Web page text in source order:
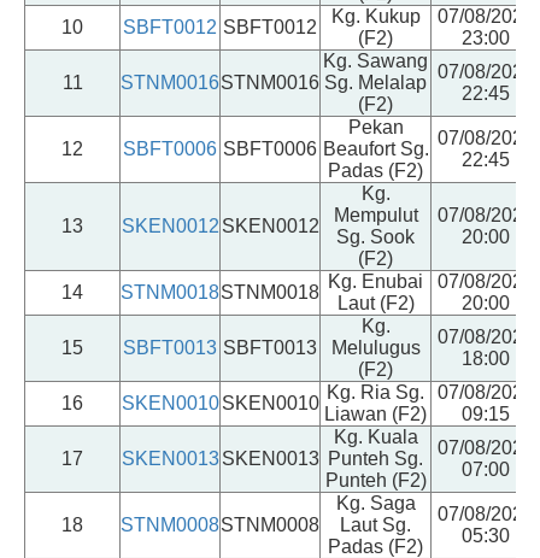
10 SBFT0012 SBFT0012
Kg. Kukup
(F2)
07/08/2026
23:00
11 STNM0016STNM0016
Kg. Sawang
Sg. Melalap
(F2)
07/08/2026
22:45
12 SBFT0006 SBFT0006
Pekan
Beaufort Sg.
Padas (F2)
07/08/2026
22:45
13 SKEN0012 SKEN0012
Kg.
Mempulut
Sg. Sook
(F2)
07/08/2026
20:00
14 STNM0018STNM0018
Kg. Enubai
Laut (F2)
07/08/2026
20:00
15 SBFT0013 SBFT0013
Kg.
Melulugus
(F2)
07/08/2026
18:00
16 SKEN0010 SKEN0010
Kg. Ria Sg.
Liawan (F2)
07/08/2026
09:15
17 SKEN0013 SKEN0013
Kg. Kuala
Punteh Sg.
Punteh (F2)
07/08/2026
07:00
18 STNM0008STNM0008
Kg. Saga
Laut Sg.
Padas (F2)
07/08/2026
05:30